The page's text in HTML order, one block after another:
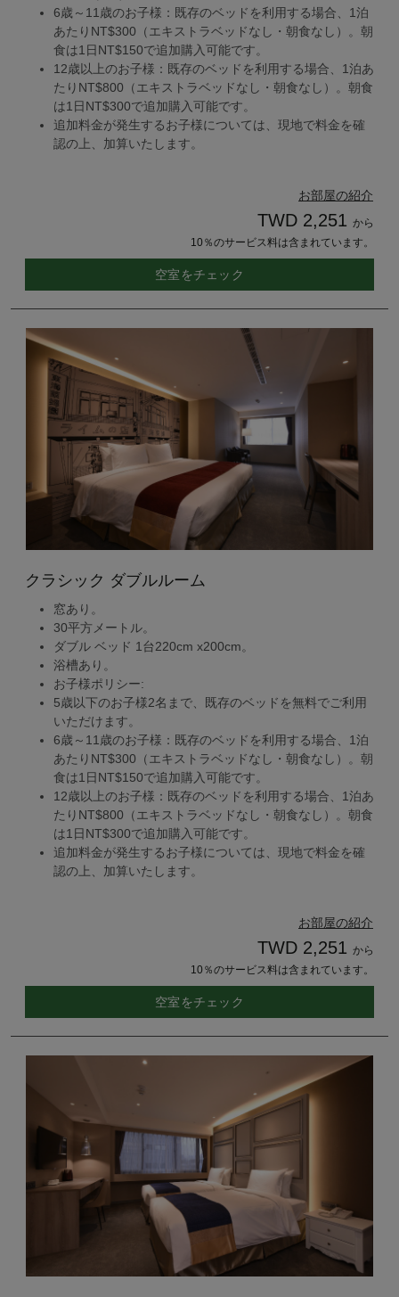
6歳～11歳のお子様：既存のベッドを利用する場合、1泊
あたりNT$300（エキストラベッドなし・朝食なし）。朝
食は1日NT$150で追加購入可能です。
12歳以上のお子様：既存のベッドを利用する場合、1泊あ
たりNT$800（エキストラベッドなし・朝食なし）。朝食
は1日NT$300で追加購入可能です。
追加料金が発生するお子様については、現地で料金を確
認の上、加算いたします。
お部屋の紹介
TWD 2,251 から
10％のサービス料は含まれています。
空室をチェック
クラシック ダブルルーム
窓あり。
30平方メートル。
ダブル ベッド 1台220cm x200cm。
浴槽あり。
お子様ポリシー:
5歳以下のお子様2名まで、既存のベッドを無料でご利用
いただけます。
6歳～11歳のお子様：既存のベッドを利用する場合、1泊
あたりNT$300（エキストラベッドなし・朝食なし）。朝
食は1日NT$150で追加購入可能です。
12歳以上のお子様：既存のベッドを利用する場合、1泊あ
たりNT$800（エキストラベッドなし・朝食なし）。朝食
は1日NT$300で追加購入可能です。
追加料金が発生するお子様については、現地で料金を確
認の上、加算いたします。
お部屋の紹介
TWD 2,251 から
10％のサービス料は含まれています。
空室をチェック